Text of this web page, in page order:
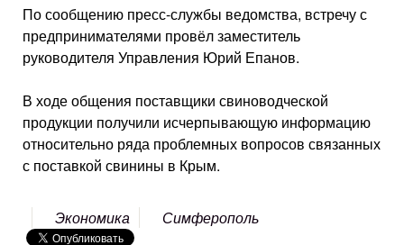
По сообщению пресс-службы ведомства, встречу с
предпринимателями провёл заместитель
руководителя Управления Юрий Епанов.
В ходе общения поставщики свиноводческой
продукции получили исчерпывающую информацию
относительно ряда проблемных вопросов связанных
с поставкой свинины в Крым.
Экономика Симферополь